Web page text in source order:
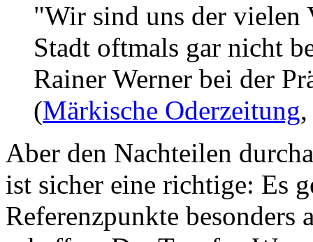
"Wir sind uns der vielen
Stadt oftmals gar nicht
Rainer Werner bei der
(Märkische Oderzeitung
Aber den Nachteilen
ist sicher eine richtige: Es
Referenzpunkte